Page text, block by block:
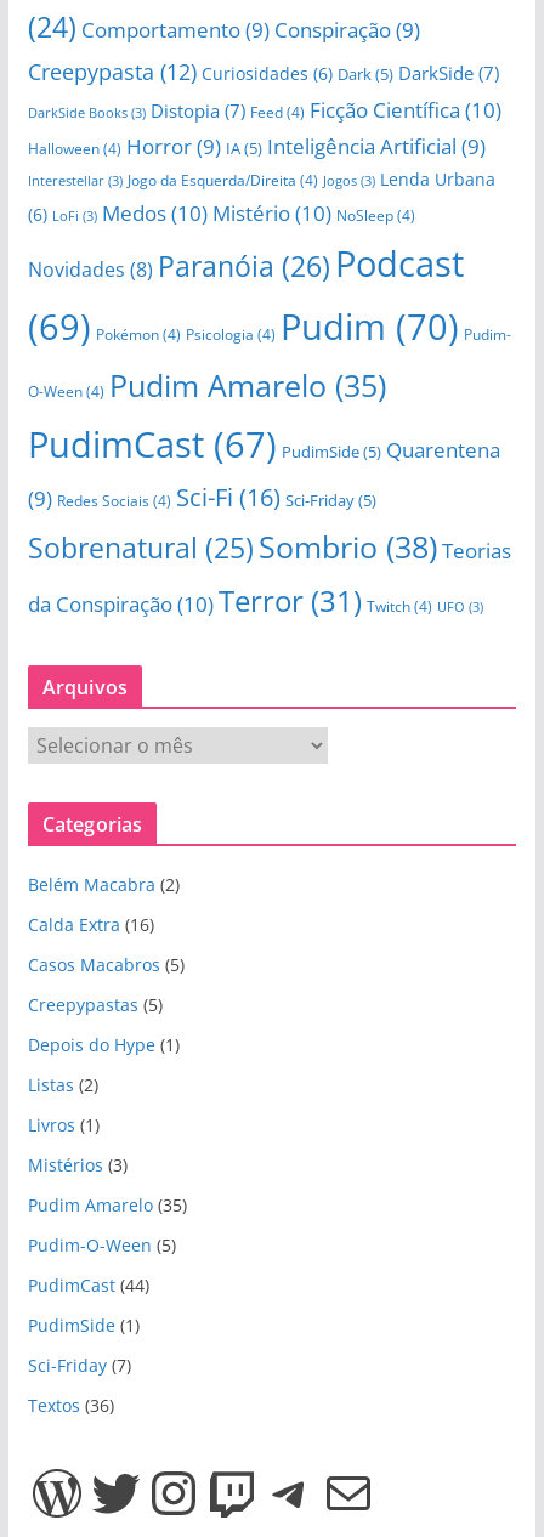
(24) Comportamento(9) Conspiração(9)
Creepypasta (12) Curiosidades (6) Dark(5) DarkSide(7)
DarkSide Books(3) Distopia(7) Feed(4) Ficção Científica (10)
Halloween(4) Horror(9) IA(5) Inteligência Artificial (9)
Interestellar(3) Jogo da Esquerda/Direita (4) Jogos(3) Lenda Urbana
(6) LoFi (3) Medos(10) Mistério(10) NoSleep(4)
Novidades (8) Paranóia (26) Podcast
(69) Pokémon(4) Psicologia (4) Pudim (70) Pudim-
O-Ween(4) Pudim Amarelo (35)
PudimCast(67) PudimSide(5) Quarentena
(9) Redes Sociais(4) Sci-Fi (16) Sci-Friday(5)
Sobrenatural (25)Sombrio (38)Teorias
da Conspiração(10)Terror(31) Twitch(4) UFO (3)
Arquivos
q
v
o
s
Categorias
Belém Macabra (2)
Calda Extra (16)
Casos Macabros (5)
Creepypastas (5)
Depois do Hype(1)
Listas (2)
Livros (1)
Mistérios (3)
Pudim Amarelo(35)
Pudim-O-Ween (5)
PudimCast(44)
PudimSide(1)
Sci-Friday(7)
Textos (36)
WordPress Twitter InstagramTwitch Telegram E-mail